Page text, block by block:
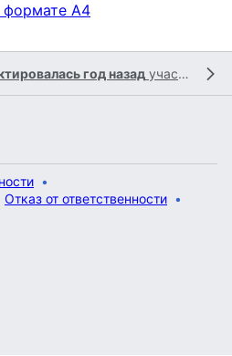
формате А4
год назад участником
Отказ от ответственности